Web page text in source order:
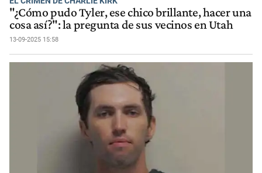
"¿Cómo pudo Tyler, ese chico brillante, hacer una
cosa así?": la pregunta de sus vecinos en Utah
13-09-2025 15:58